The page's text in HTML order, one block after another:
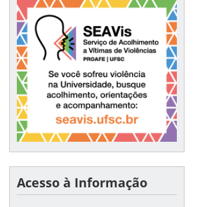
Acesso à Informação